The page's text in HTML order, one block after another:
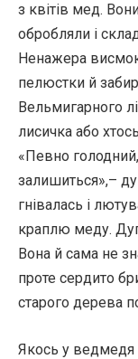
з квітів мед.
обробляли і
Ненажера
пелюстки й
Вельмигарного
лисичка або
«Певно
залишиться»,–
гнівалась і
краплю меду.
Вона й сама не
проте сердито
старого дерева
Якось у